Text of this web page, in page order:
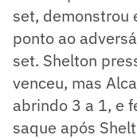
set, demonstrou
ponto ao
set. Shelton
venceu, mas
abrindo 3 a 1, e
saque após